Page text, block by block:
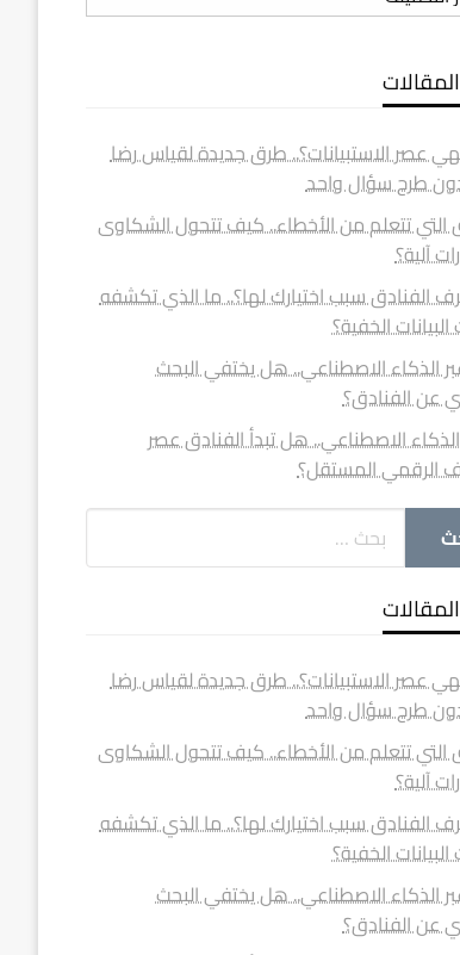
عصر الاستبيانات؟.. طرق جديدة لقياس رضا
دون طرح سؤال واحد
التي تتعلم من الأخطاء.. كيف تتحول الشكاوى
آلية؟
الفنادق سبب اختيارك لها؟.. ما الذي تكشفه
البيانات الخفية؟
الذكاء الاصطناعي.. هل يختفي البحث
عن الفنادق؟
الاصطناعي.. هل تبدأ الفنادق عصر
الرقمي المستقل؟
عصر الاستبيانات؟.. طرق جديدة لقياس رضا
دون طرح سؤال واحد
التي تتعلم من الأخطاء.. كيف تتحول الشكاوى
آلية؟
الفنادق سبب اختيارك لها؟.. ما الذي تكشفه
البيانات الخفية؟
الذكاء الاصطناعي.. هل يختفي البحث
عن الفنادق؟